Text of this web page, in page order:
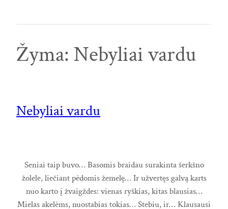
Žyma: Nebyliai vardu
Nebyliai vardu
Seniai taip buvo… Basomis braidau surakinta šerkšno
žolele, liečiant pėdomis žemelę… Ir užvertęs galvą karts
nuo karto į žvaigždes: vienas ryškias, kitas blausias…
Mielas akelėms, nuostabias tokias… Stebiu, ir… Klausausi